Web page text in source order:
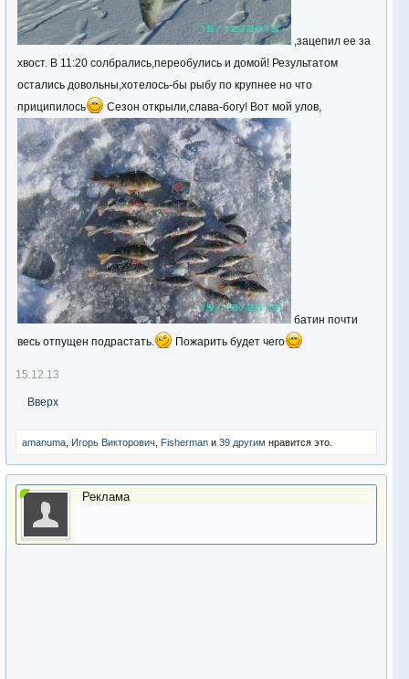
,зацепил ее за
хвост. В 11:20 солбрались,переобулись и домой! Результатом
остались довольны,хотелось-бы рыбу по крупнее но что
приципилось
Сезон открыли,слава-богу! Вот мой улов,
батин почти
весь отпущен подрастать.
Пожарить будет чего
15.12.13
Вверх
amanuma Игорь Викторович Fisherman и 39 другим нравится это.
Реклама